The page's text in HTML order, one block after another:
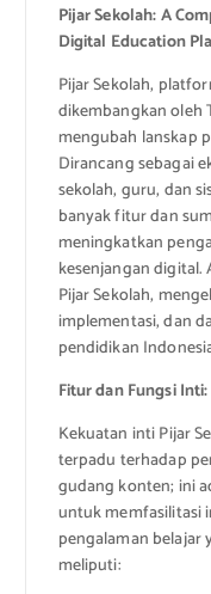
Pijar Sekolah: A
Digital Education
Pijar Sekolah,
dikembangkan oleh
mengubah lanskap
Dirancang sebagai
sekolah, guru, dan
banyak fitur dan
meningkatkan
kesenjangan
Pijar Sekolah,
implementasi, dan
pendidikan
Fitur dan Fungsi Inti:
Kekuatan inti Pijar
terpadu terhadap
gudang konten; ini
untuk memfasilitasi
pengalaman belajar
meliputi: